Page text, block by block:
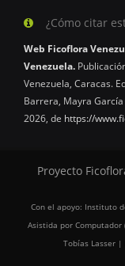
¿Cómo citar
Web Ficoflora
Venezuela.
Venezuela, Caracas.
Barrera, Mayra
2026, de https://
Proyecto
Con el apoyo: Instituto
Asistida por Computador
Tobías Lasser |